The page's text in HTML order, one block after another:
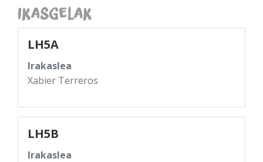
Ikasgelak
LH5A
Irakaslea
Xabier Terreros
LH5B
Irakaslea